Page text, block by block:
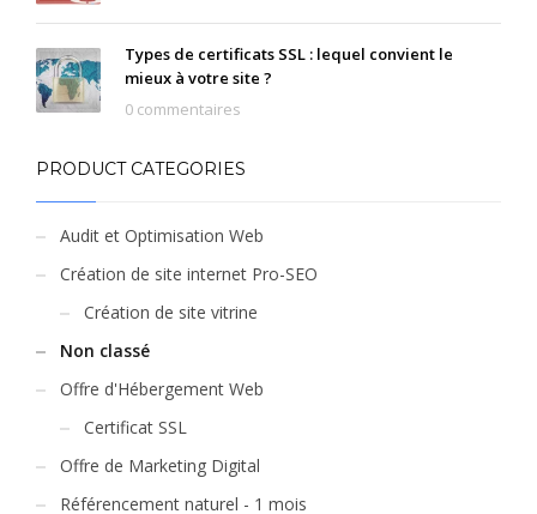
Types de certificats SSL : lequel convient le
mieux à votre site ?
0 commentaires
PRODUCT CATEGORIES
Audit et Optimisation Web
Création de site internet Pro-SEO
Création de site vitrine
Non classé
Offre d'Hébergement Web
Certificat SSL
Offre de Marketing Digital
Référencement naturel - 1 mois